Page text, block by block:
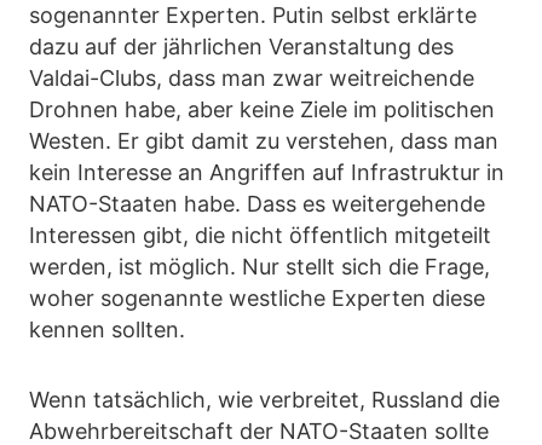
sogenannter Experten. Putin selbst erklärte
dazu auf der jährlichen Veranstaltung des
Valdai-Clubs, dass man zwar weitreichende
Drohnen habe, aber keine Ziele im politischen
Westen. Er gibt damit zu verstehen, dass man
kein Interesse an Angriffen auf Infrastruktur in
NATO-Staaten habe. Dass es weitergehende
Interessen gibt, die nicht öffentlich mitgeteilt
werden, ist möglich. Nur stellt sich die Frage,
woher sogenannte westliche Experten diese
kennen sollten.
Wenn tatsächlich, wie verbreitet, Russland die
Abwehrbereitschaft der NATO-Staaten sollte